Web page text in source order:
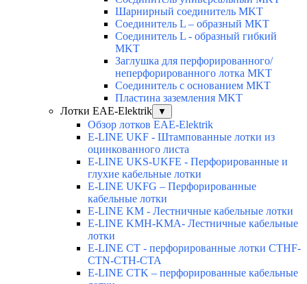
Шарнирный соединитель MKT
Соединитель L – образный MKT
Соединитель L - образный гибкий
MKT
Заглушка для перфорированного/
неперфорированного лотка MKT
Соединитель с основанием MKT
Пластина заземления MKT
Лотки EAE-Elektrik
▼
Обзор лотков EAE-Elektrik
E-LINE UKF - Штампованные лотки из
оцинкованного листа
E-LINE UKS-UKFE - Перфорированные и
глухие кабельные лотки
E-LINE UKFG – Перфорированные
кабельные лотки
E-LINE KM - Лестничные кабельные лотки
E-LINE KMH-KMA- Лестничные кабельные
лотки
E-LINE CT - перфорированные лотки CTHF-
CTN-CTH-CTA
E-LINE CTK – перфорированные кабельные